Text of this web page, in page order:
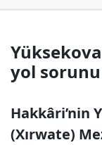
yol
Hakkâri’nin
(Xırwate)